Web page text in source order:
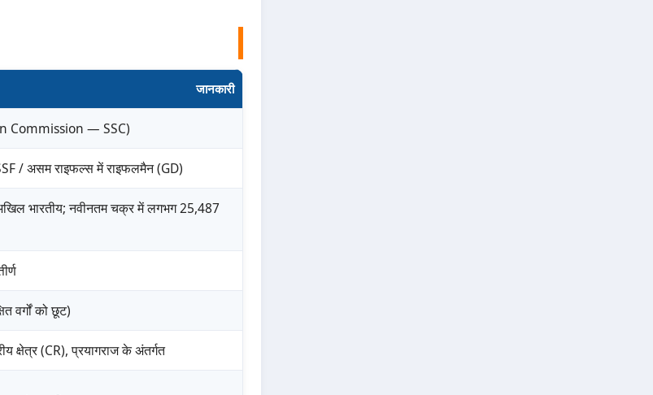
जानकारी
Commission — SSC)
/ असम राइफल्स में राइफलमैन (GD)
भारतीय; नवीनतम चक्र में लगभग 25,487
वर्गों को छूट)
क्षेत्र (CR), प्रयागराज के अंतर्गत